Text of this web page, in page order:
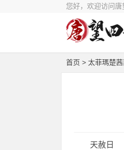
您好，欢迎访问
首页 > 太菲瑪楚
天赦日